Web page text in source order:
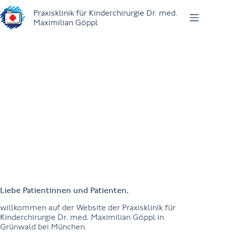
Zum
Inhalt
springen
Praxisklinik für Kinderchirurgie Dr. med.
Maximilian Göppl
Liebe Patientinnen und Patienten,
willkommen auf der Website der Praxisklinik für
Kinderchirurgie Dr. med. Maximilian Göppl in
Grünwald bei München.